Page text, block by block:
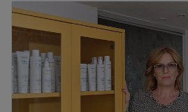
Dienstag
Mittwoch
Donnerstag
Freitag
Samstag
Sonntag